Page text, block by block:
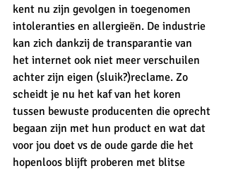
kent nu zijn gevolgen in toegenomen
intoleranties en allergieën. De industrie
kan zich dankzij de transparantie van
het internet ook niet meer verschuilen
achter zijn eigen (sluik?)reclame. Zo
scheidt je nu het kaf van het koren
tussen bewuste producenten die oprecht
begaan zijn met hun product en wat dat
voor jou doet vs de oude garde die het
hopenloos blijft proberen met blitse